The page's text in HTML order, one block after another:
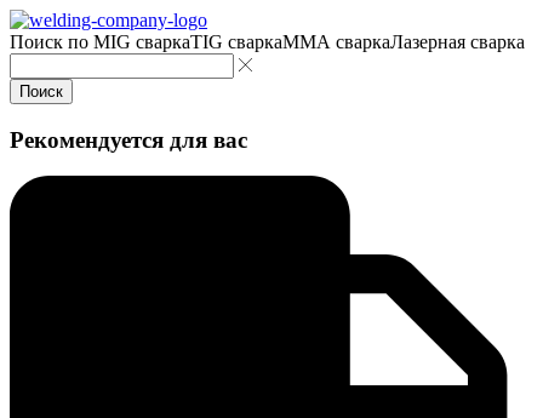
Поиск по MIG сваркаTIG сваркаMMA сваркаЛазерная сварка
Поиск
Рекомендуется для вас